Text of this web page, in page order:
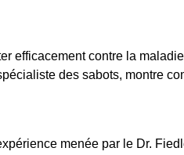
efficacement contre la
des sabots, montre
menée par le Dr.